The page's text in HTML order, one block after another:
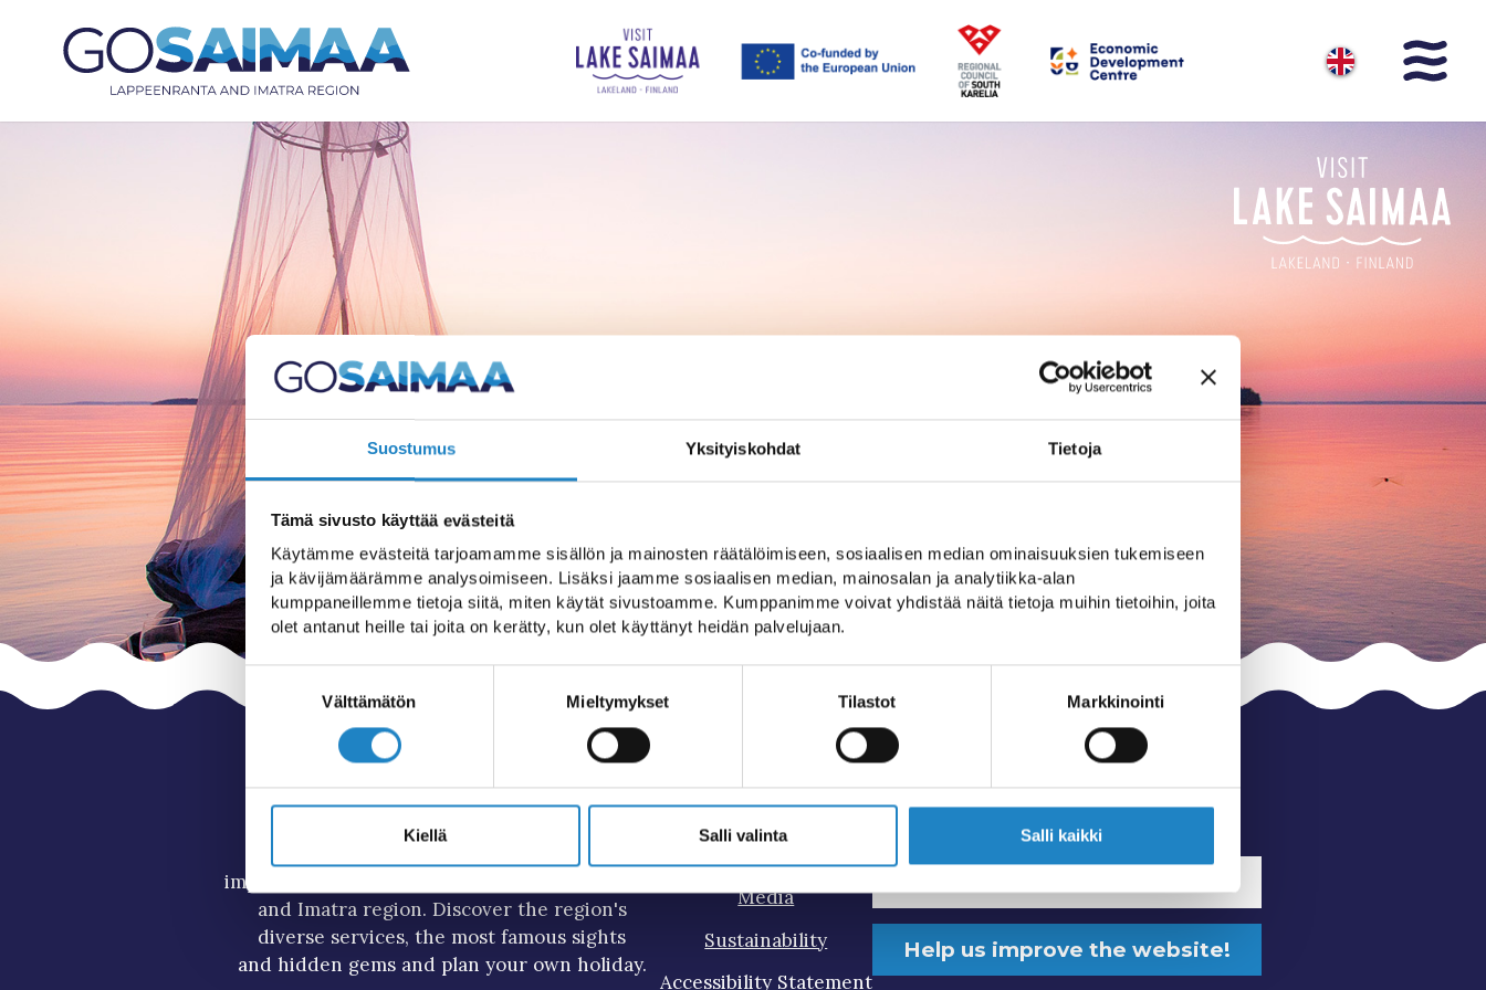
Suostumus Yksityiskohdat Tietoja
Tämä sivusto käyttää evästeitä
Käytämme evästeitä tarjoamamme sisällön ja mainosten räätälöimiseen, sosiaalisen median ominaisuuksien tukemiseen
ja kävijämäärämme analysoimiseen. Lisäksi jaamme sosiaalisen median, mainosalan ja analytiikka-alan
kumppaneillemme tietoja siitä, miten käytät sivustoamme. Kumppanimme voivat yhdistää näitä tietoja muihin tietoihin, joita
olet antanut heille tai joita on kerätty, kun olet käyttänyt heidän palvelujaan.
Välttämätön Mieltymykset Tilastot Markkinointi
Kiellä Salli valinta Salli kaikki
important tourism information of Lappeenranta
and Imatra region. Discover the region's
diverse services, the most famous sights
and hidden gems and plan your own holiday.
Media
Sustainability
Accessibility Statement
Help us improve the website!